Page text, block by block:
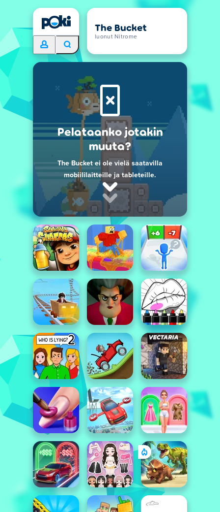
The Bucket
luonut Nitrome
Pelataanko jotakin
muuta?
The Bucket ei ole vielä saatavilla
mobiililaitteille ja tableteille.